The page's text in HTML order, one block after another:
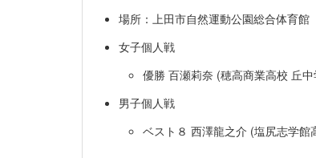
場所：上田市自然運動公園総合体育館
女子個人戦
優勝 百瀬莉奈 (穂高商業高校 丘
男子個人戦
ベスト８ 西澤龍之介 (塩尻志学館